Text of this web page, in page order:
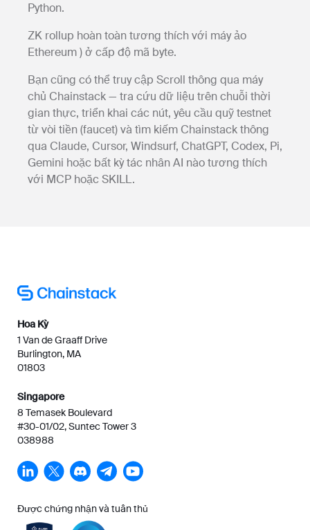
Python.
ZK rollup hoàn toàn tương thích với máy ảo
Ethereum ) ở cấp độ mã byte.
Bạn cũng có thể truy cập Scroll thông qua máy
chủ Chainstack — tra cứu dữ liệu trên chuỗi thời
gian thực, triển khai các nút, yêu cầu quỹ testnet
từ vòi tiền (faucet) và tìm kiếm Chainstack thông
qua Claude, Cursor, Windsurf, ChatGPT, Codex, Pi,
Gemini hoặc bất kỳ tác nhân AI nào tương thích
với MCP hoặc SKILL.
Hoa Kỳ
1 Van de Graaff Drive
Burlington, MA
01803
Singapore
8 Temasek Boulevard
#30-01/02, Suntec Tower 3
038988
Được chứng nhận và tuân thủ